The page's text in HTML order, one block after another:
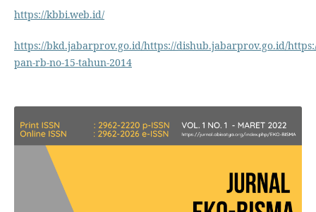
https://kbbi.web.id/
https://bkd.jabarprov.go.id/https://dishub.jabarprov.go.id/
pan-rb-no-15-tahun-2014